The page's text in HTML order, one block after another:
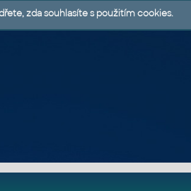
zda souhlasíte s použitím cookies.